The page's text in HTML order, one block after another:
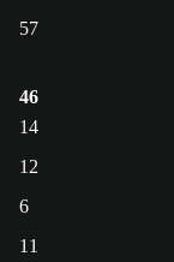
57
46
14
12
6
11